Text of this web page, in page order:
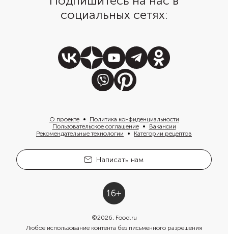
социальных сетях:
О проекте
Политика конфиденциальности
Пользовательское соглашение
Вакансии
Рекомендательные технологии
Категории рецептов
Написать нам
©2026, Food.ru
Любое использование контента без письменного разрешения